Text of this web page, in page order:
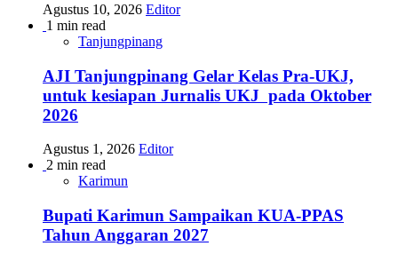
Agustus 10, 2026 Editor
1 min read
Tanjungpinang
AJI Tanjungpinang Gelar Kelas Pra-UKJ,
untuk kesiapan Jurnalis UKJ pada Oktober
2026
Agustus 1, 2026 Editor
2 min read
Karimun
Bupati Karimun Sampaikan KUA-PPAS
Tahun Anggaran 2027